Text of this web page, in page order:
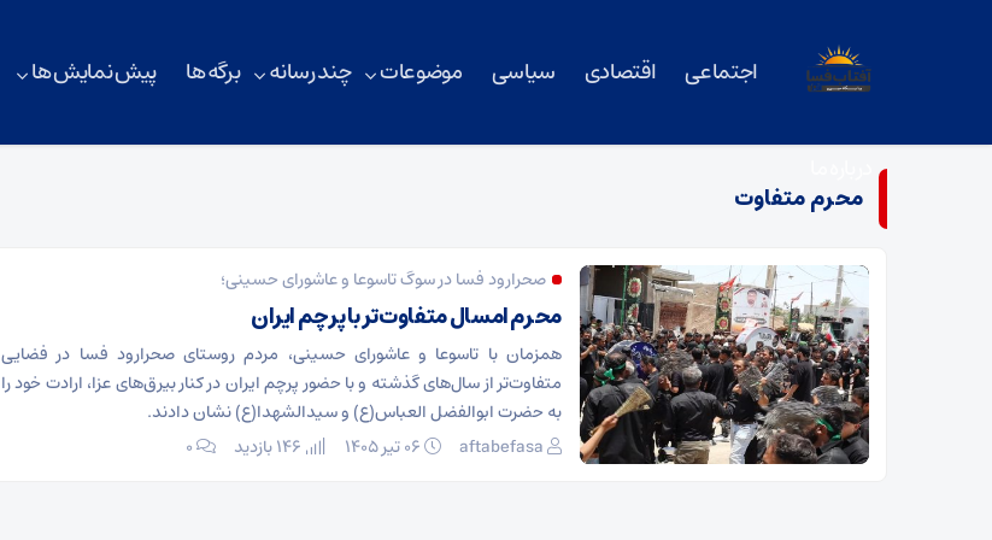
اجتماعی اقتصادی سیاسی موضوعات چند رسانه برگه ها پیش نمایش ها
محرم متفاوت
صحرارود فسا در سوگ تاسوعا و عاشورای حسینی؛
محرم امسال متفاوت‌تر با پرچم ایران
همزمان با تاسوعا و عاشورای حسینی، مردم روستای صحرارود فسا در فضایی
متفاوت‌تر از سال‌های گذشته و با حضور پرچم ایران در کنار بیرق‌های عزا، ارادت خود را
به حضرت ابوالفضل العباس(ع) و سیدالشهدا(ع) نشان دادند.
aftabefasa
۰